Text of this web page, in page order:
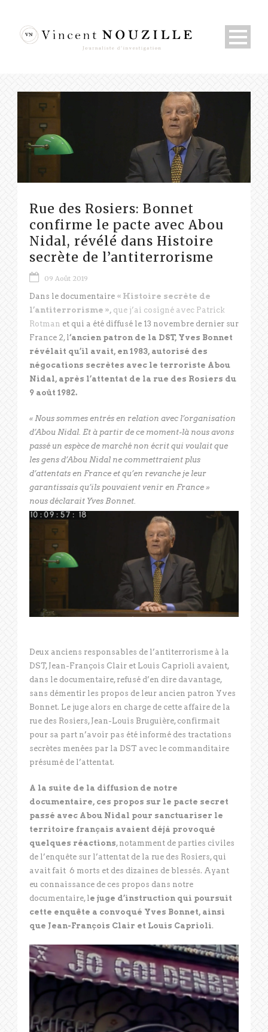
Rue des Rosiers: Bonnet
confirme le pacte avec Abou
Nidal, révélé dans Histoire
secrète de l’antiterrorisme
09 Août 2019
Dans le documentaire « Histoire secrète de
l’antiterrorisme », que j’ai cosigné avec Patrick
Rotman et qui a été diffusé le 13 novembre dernier sur
France 2, l‘ancien patron de la DST, Yves Bonnet
révélait qu’il avait, en 1983, autorisé des
négocations secrètes avec le terroriste Abou
Nidal, après l’attentat de la rue des Rosiers du
9 août 1982.
« Nous sommes entrés en relation avec l’organisation
d’Abou Nidal. Et à partir de ce moment-là nous avons
passé un espèce de marché non écrit qui voulait que
les gens d’Abou Nidal ne commettraient plus
d’attentats en France et qu’en revanche je leur
garantissais qu’ils pouvaient venir en France »
nous déclarait Yves Bonnet.
Deux anciens responsables de l’antiterrorisme à la
DST, Jean-François Clair et Louis Caprioli avaient,
dans le documentaire, refusé d’en dire davantage,
sans démentir les propos de leur ancien patron Yves
Bonnet. Le juge alors en charge de cette affaire de la
rue des Rosiers, Jean-Louis Bruguière, confirmait
pour sa part n’avoir pas été informé des tractations
secrètes menées par la DST avec le commanditaire
présumé de l’attentat.
A la suite de la diffusion de notre
documentaire, ces propos sur le pacte secret
passé avec Abou Nidal pour sanctuariser le
territoire français avaient déjà provoqué
quelques réactions, notamment de parties civiles
de l’enquête sur l’attentat de la rue des Rosiers, qui
avait fait 6 morts et des dizaines de blessés. Ayant
eu connaissance de ces propos dans notre
documentaire, le juge d’instruction qui poursuit
cette enquête a convoqué Yves Bonnet, ainsi
que Jean-François Clair et Louis Caprioli.